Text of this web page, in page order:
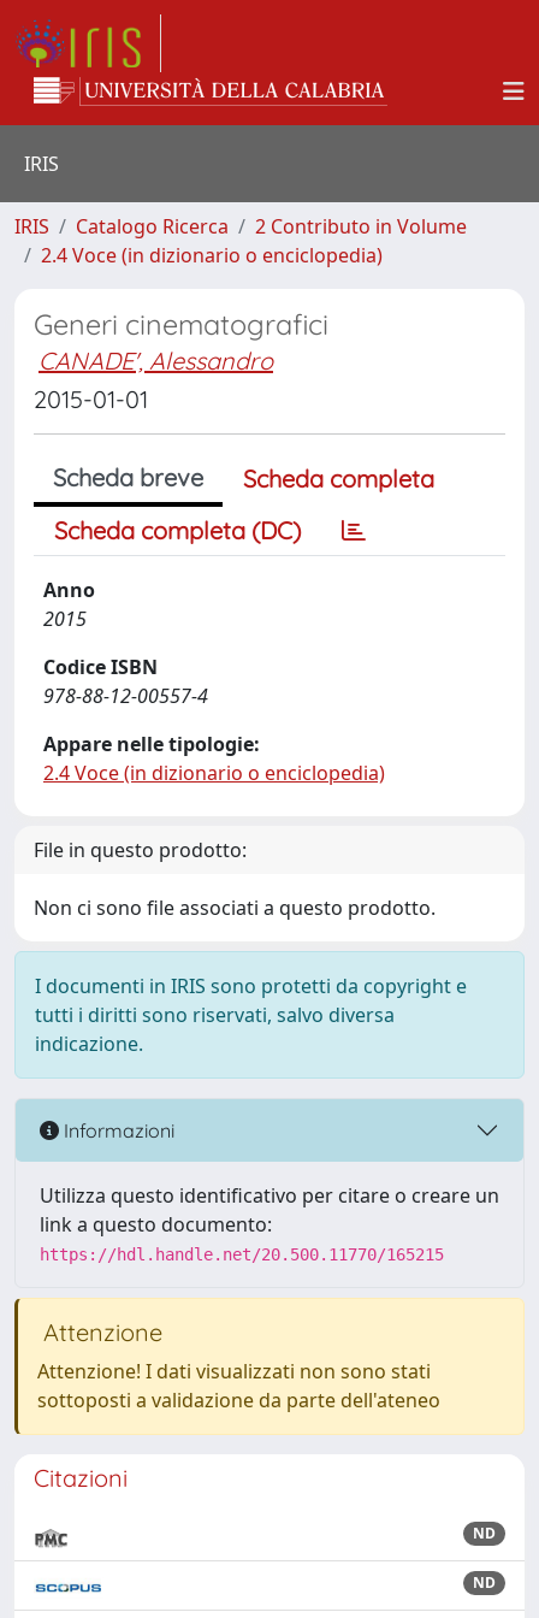
IRIS
IRIS Catalogo Ricerca
2 Contributo in Volume
2.4 Voce (in dizionario o enciclopedia)
Generi cinematografici
CANADE', Alessandro
2015-01-01
Scheda breve
Scheda completa
Scheda completa (DC)
Anno
2015
Codice ISBN
978-88-12-00557-4
Appare nelle tipologie:
2.4 Voce (in dizionario o enciclopedia)
File in questo prodotto:
Non ci sono file associati a questo prodotto.
I documenti in IRIS sono protetti da copyright e
tutti i diritti sono riservati, salvo diversa
indicazione.
Informazioni
Utilizza questo identificativo per citare o creare un
link a questo documento:
https://hdl.handle.net/20.500.11770/165215
Attenzione
Attenzione! I dati visualizzati non sono stati
sottoposti a validazione da parte dell'ateneo
Citazioni
ND
ND